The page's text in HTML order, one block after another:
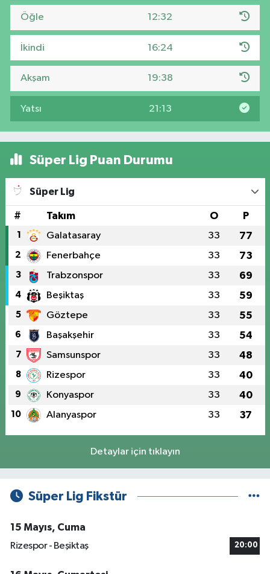
Öğle 12:32
İkindi 16:24
Akşam 19:38
Yatsı 21:13
Süper Lig Puan Durumu
Süper Lig
# Takım O P
1 Galatasaray 33 77
2 Fenerbahçe 33 73
3 Trabzonspor 33 69
4 Beşiktaş 33 59
5 Göztepe 33 55
6 Başakşehir 33 54
7 Samsunspor 33 48
8 Rizespor 33 40
9 Konyaspor 33 40
10 Alanyaspor 33 37
Detaylar için tıklayın
Süper Lig Fikstür
15 Mayıs, Cuma
Rizespor - Beşiktaş
20:00